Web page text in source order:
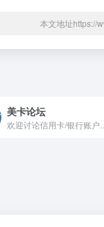
本文地址https://
美卡论坛